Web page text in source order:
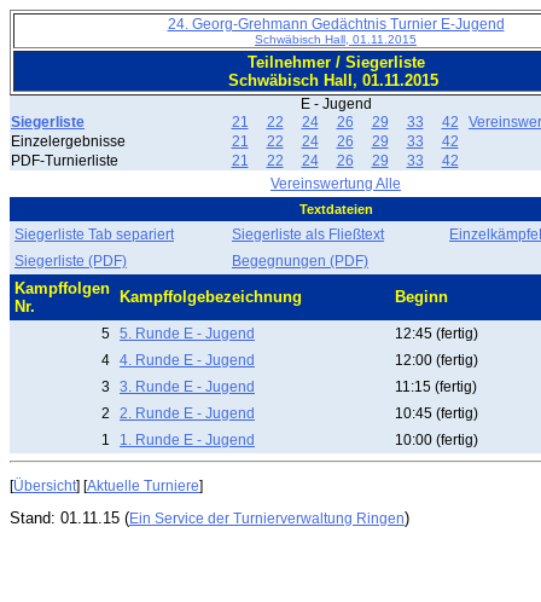
24. Georg-Grehmann Gedächtnis Turnier E-Jugend
Schwäbisch Hall, 01.11.2015
Teilnehmer / Siegerliste
Schwäbisch Hall, 01.11.2015
E - Jugend
Siegerliste
21 22 24 26 29 33 42
Einzelergebnisse
21 22 24 26 29 33
42
PDF-Turnierliste
21 22 24 26 29 33
42
Vereinswertung Alle
Textdateien
Siegerliste Tab separiert Siegerliste als Fließtext
Siegerliste (PDF)
Begegnungen (PDF)
Kampffolgen
Nr.
Kampffolgebezeichnung Beginn
5 5. Runde E - Jugend
12:45 (fertig)
4 4. Runde E - Jugend
12:00 (fertig)
3
3. Runde E - Jugend
11:15 (fertig)
2
2. Runde E - Jugend
10:45 (fertig)
1
1. Runde E - Jugend 10:00 (fertig)
[Übersicht] [Aktuelle Turniere]
Stand: 01.11.15 (Ein Service der Turnierverwaltung Ringen)